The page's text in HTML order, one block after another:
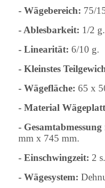
- Wägebereich: 75/
- Ablesbarkeit: 1/2 g.
- Linearität: 6/10 g.
- Kleinstes
- Wägefläche: 65 x
- Material
-
mm x 745 mm.
- Einschwingzeit: 2 s.
- Wägesystem: